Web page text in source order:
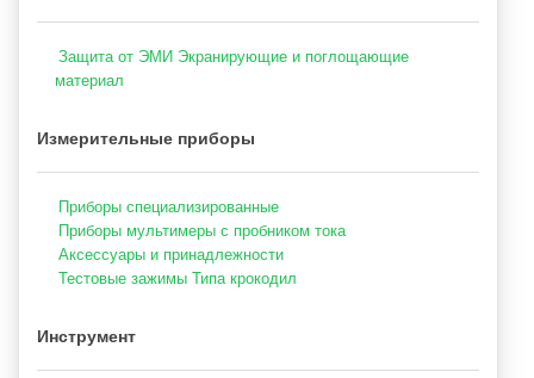
Защита от ЭМИ Экранирующие и поглощающие
материал
Измерительные приборы
Приборы специализированные
Приборы мультимеры с пробником тока
Аксессуары и принадлежности
Тестовые зажимы Типа крокодил
Инструмент